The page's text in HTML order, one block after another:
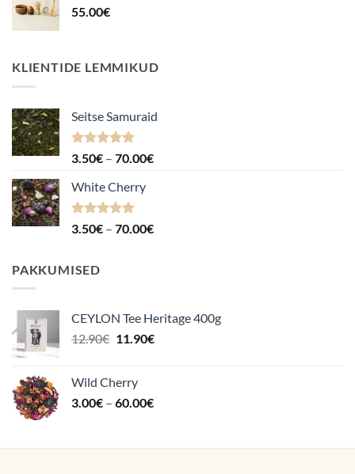
55.00€
KLIENTIDE LEMMIKUD
Seitse Samuraid
Hinnanguga
3.50€ – 70.00€Hinnavahemik:
White Cherry
Hinnanguga
3.50€ – 70.00€Hinnavahemik:
PAKKUMISED
CEYLON Tee Heritage 400g
12.90€ Algne
12.90€.
11.90€Praegune
Wild Cherry
3.00€ – 60.00€Hinnavahemik:
60.00€